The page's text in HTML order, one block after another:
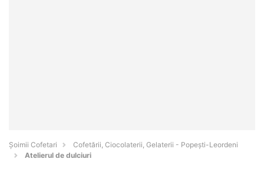
Șoimii Cofetari
Cofetării, Ciocolaterii, Gelaterii - Popeşti-Leordeni
Atelierul de dulciuri